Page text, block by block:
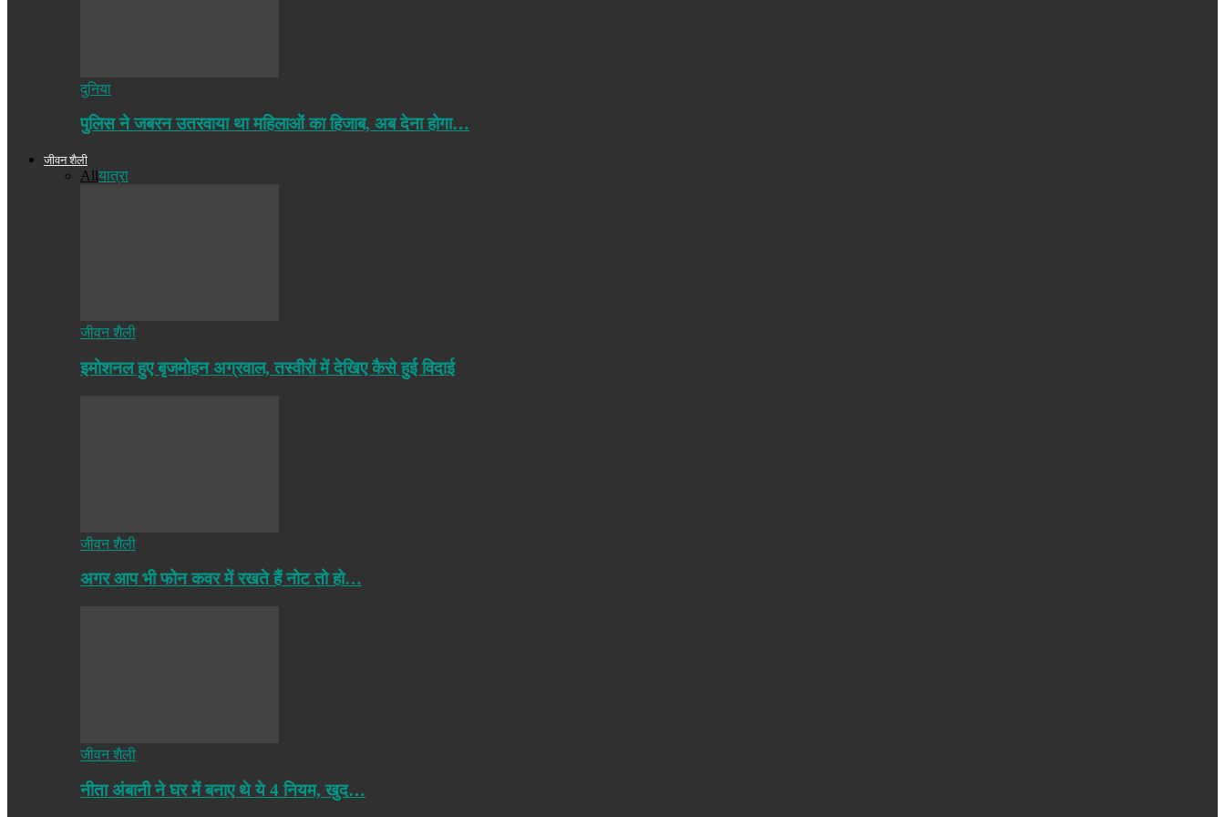
दुनिया
पुलिस ने जबरन उतरवाया था महिलाओं का हिजाब, अब देना होगा…
जीवन शैली
Allयात्रा
जीवन शैली
इमोशनल हुए बृजमोहन अग्रवाल, तस्वीरों में देखिए कैसे हुई विदाई
जीवन शैली
अगर आप भी फोन कवर में रखते हैं नोट तो हो…
जीवन शैली
नीता अंबानी ने घर में बनाए थे ये 4 नियम, खुद…